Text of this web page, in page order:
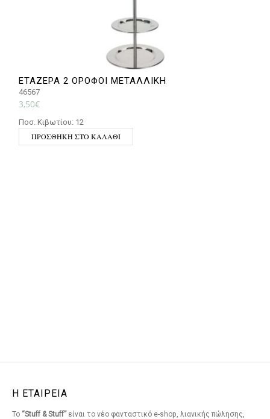
ΕΤΑΖΕΡΑ 2 ΟΡΟΦΟΙ ΜΕΤΑΛΛΙΚΗ
46567
3,50€
Ποσ. Κιβωτίου: 12
ΠΡΟΣΘΉΚΗ ΣΤΟ ΚΑΛΆΘΙ
Η ΕΤΑΙΡΕΙΑ
Το “Stuff & Stuff”είναι το νέο φανταστικό e-shop, λιανικής πώλησης,